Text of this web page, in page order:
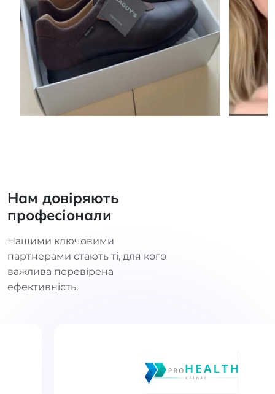
Нам довіряють
професіонали
Нашими ключовими
партнерами стають ті, для кого
важлива перевірена
ефективність.